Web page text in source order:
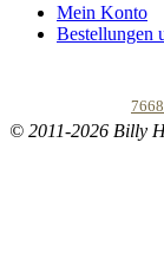
Mein Konto
Bestellungen
7668
© 2011-2026 Billy